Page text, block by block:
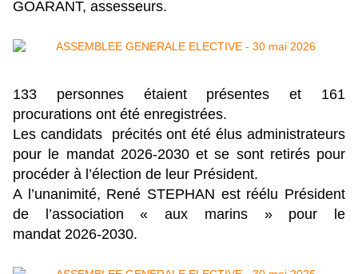
GOARANT, assesseurs.
133 personnes étaient présentes et 161
procurations ont été enregistrées.
Les candidats précités ont été élus administrateurs
pour le mandat 2026-2030 etse sont retirés pour
procéder à l’élection de leur Président.
A l’unanimité, René STEPHAN est réélu Président
de l’association « aux marins » pour le
mandat 2026-2030.